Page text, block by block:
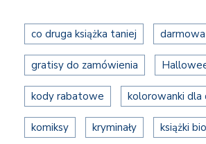
co druga książka taniej
gratisy do zamówienia
kody rabatowe kolorowanki dla
komiksy kryminały książki